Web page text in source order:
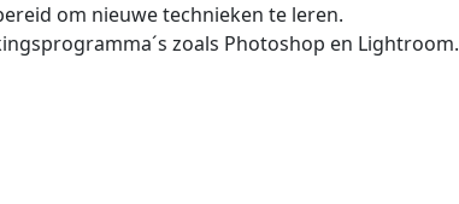
om nieuwe technieken te leren.
zoals Photoshop en Lightroom.